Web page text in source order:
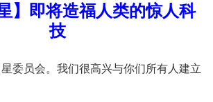
】即将造福人类的惊人科
技
委员会。我们很高兴与你们所有人建立